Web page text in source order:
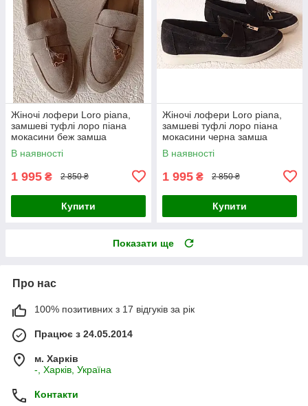
Жіночі лофери Loro piana,
замшеві туфлі лоро піана
мокасини беж замша
В наявності
1 995 ₴ 2 850 ₴
Купити
Жіночі лофери Loro piana,
замшеві туфлі лоро піана
мокасини черна замша
В наявності
1 995 ₴ 2 850 ₴
Купити
Показати ще
Про нас
100% позитивних з 17 відгуків за рік
Працює з 24.05.2014
м. Харків
-, Харків, Україна
Контакти